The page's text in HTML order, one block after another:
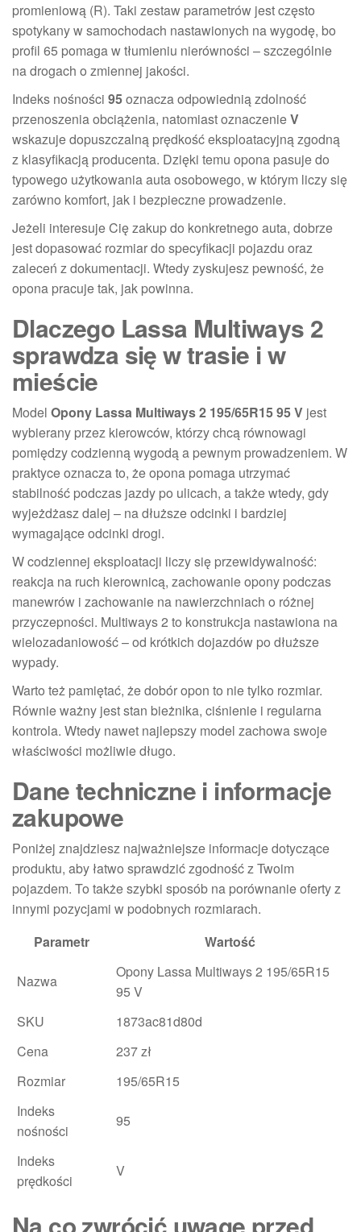
promieniową (R). Taki zestaw parametrów jest często
spotykany w samochodach nastawionych na wygodę, bo
profil 65 pomaga w tłumieniu nierówności – szczególnie
na drogach o zmiennej jakości.
Indeks nośności 95oznacza odpowiednią zdolność
przenoszenia obciążenia, natomiast oznaczenieV
wskazuje dopuszczalną prędkość eksploatacyjną zgodną
z klasyfikacją producenta. Dzięki temu opona pasuje do
typowego użytkowania auta osobowego, w którym liczy się
zarówno komfort, jak i bezpieczne prowadzenie.
Jeżeli interesuje Cię zakup do konkretnego auta, dobrze
jest dopasować rozmiar do specyfikacji pojazdu oraz
zaleceń z dokumentacji. Wtedy zyskujesz pewność, że
opona pracuje tak, jak powinna.
Dlaczego Lassa Multiways 2
sprawdza się w trasie i w
mieście
Model Opony Lassa Multiways 2 195/65R15 95 V jest
wybierany przez kierowców, którzy chcą równowagi
pomiędzy codzienną wygodą a pewnym prowadzeniem. W
praktyce oznacza to, że opona pomaga utrzymać
stabilność podczas jazdy po ulicach, a także wtedy, gdy
wyjeżdżasz dalej – na dłuższe odcinki i bardziej
wymagające odcinki drogi.
W codziennej eksploatacji liczy się przewidywalność:
reakcja na ruch kierownicą, zachowanie opony podczas
manewrów i zachowanie na nawierzchniach o różnej
przyczepności. Multiways 2 to konstrukcja nastawiona na
wielozadaniowość – od krótkich dojazdów po dłuższe
wypady.
Warto też pamiętać, że dobór opon to nie tylko rozmiar.
Równie ważny jest stan bieżnika, ciśnienie i regularna
kontrola. Wtedy nawet najlepszy model zachowa swoje
właściwości możliwie długo.
Dane techniczne i informacje
zakupowe
Poniżej znajdziesz najważniejsze informacje dotyczące
produktu, aby łatwo sprawdzić zgodność z Twoim
pojazdem. To także szybki sposób na porównanie oferty z
innymi pozycjami w podobnych rozmiarach.
Parametr
Wartość
Nazwa
Opony Lassa Multiways 2 195/65R15
95 V
SKU
1873ac81d80d
Cena
237 zł
Rozmiar
195/65R15
Indeks
nośności
95
Indeks
prędkości
V